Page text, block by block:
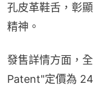
孔皮革鞋舌，彰
精神。
發售詳情方面，
Patent"定價為